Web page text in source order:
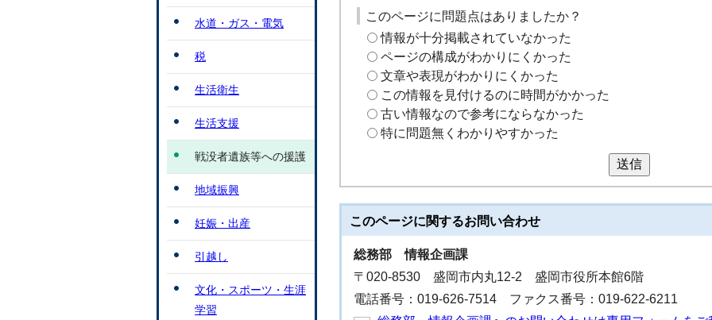
このページに問題点はありましたか？
情報が十分掲載されていなかった
ページの構成がわかりにくかった
文章や表現がわかりにくかった
この情報を見付けるのに時間がかかった
古い情報なので参考にならなかった
特に問題無くわかりやすかった
送信
このページに関するお問い合わせ
総務部情報企画課
〒020-8530 盛岡市内丸12-2 盛岡市役所本館6階
電話番号：019-626-7514 ファクス番号：019-622-6211
水道・ガス・電気
税
生活衛生
生活支援
戦没者遺族等への援護
地域振興
妊娠・出産
引越し
文化・スポーツ・生涯
学習